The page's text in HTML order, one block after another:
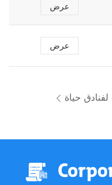
عرض
عرض
حياة